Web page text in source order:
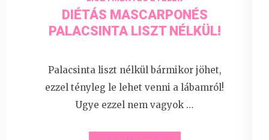
DIÉTÁS MASCARPONÉS
PALACSINTA LISZT NÉLKÜL!
Palacsinta liszt nélkül bármikor jöhet,
ezzel tényleg le lehet venni a lábamról!
Ugye ezzel nem vagyok …